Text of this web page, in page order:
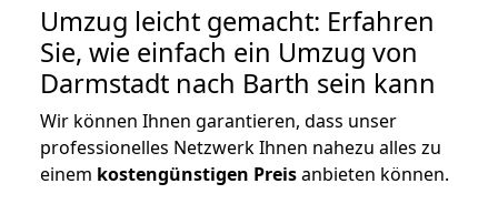
Umzug leicht gemacht: Erfahren
Sie, wie einfach ein Umzug von
Darmstadt nach Barth sein kann
Wir können Ihnen garantieren, dass unser
professionelles Netzwerk Ihnen nahezu alles zu
einem kostengünstigen Preisanbieten können.